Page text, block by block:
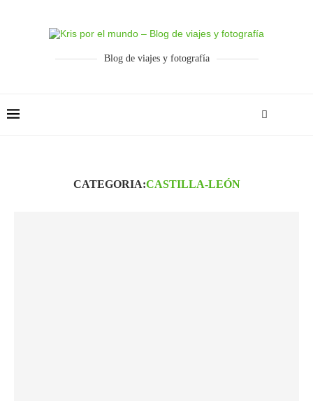
Blog de viajes y fotografía
CATEGORIA:CASTILLA-LEÓN